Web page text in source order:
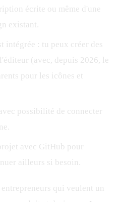
écrite ou même d'une
existant.
intégrée : tu peux créer des
(avec, depuis 2026, le
pour les icônes et
possibilité de connecter
avec GitHub pour
ailleurs si besoin.
qui veulent un